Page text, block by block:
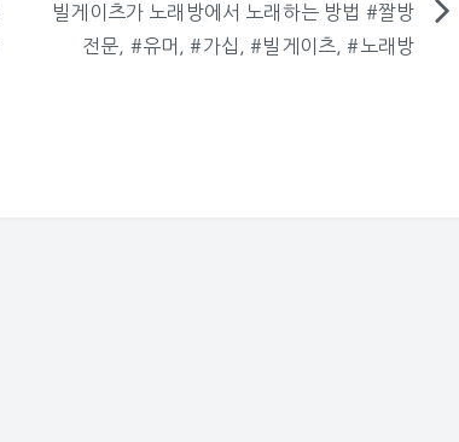
빌게이츠가 노래방에서 노래하는 방법 #짤방
전문, #유머, #가십, #빌게이츠, #노래방